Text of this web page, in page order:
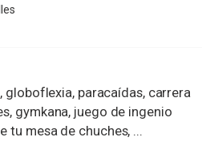
paracaídas, carrera
gymkana, juego de ingenio
tu mesa de chuches, ...